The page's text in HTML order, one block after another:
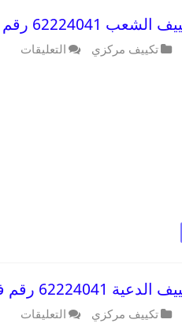
فني صيانة تكييف مركزي الشعب
تكييف مركزي التعليقات
صيانة تكييف مركزي الدعية
تكييف مركزي التعليقات